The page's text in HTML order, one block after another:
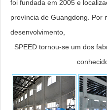
foi fundada em 2005 e
província de Guangdong. Por
desenvolvimento,
SPEED tornou-se um dos